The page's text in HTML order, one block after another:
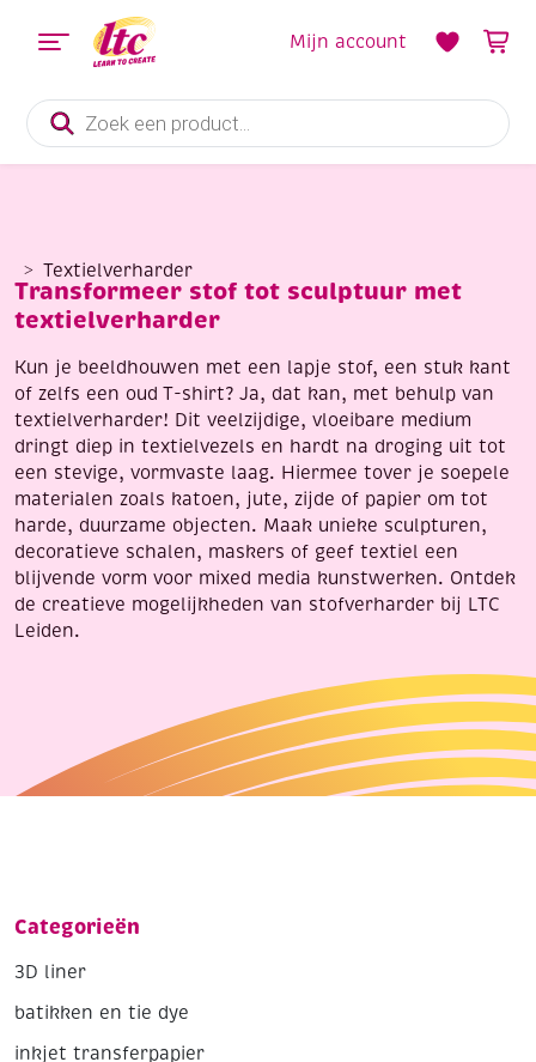
Producten
zoeken
Mijn account
Textielverharder
Transformeer stof tot sculptuur met
textielverharder
Kun je beeldhouwen met een lapje stof, een stuk kant
of zelfs een oud T-shirt? Ja, dat kan, met behulp van
textielverharder! Dit veelzijdige, vloeibare medium
dringt diep in textielvezels en hardt na droging uit tot
een stevige, vormvaste laag. Hiermee tover je soepele
materialen zoals katoen, jute, zijde of papier om tot
harde, duurzame objecten. Maak unieke sculpturen,
decoratieve schalen, maskers of geef textiel een
blijvende vorm voor mixed media kunstwerken. Ontdek
de creatieve mogelijkheden van stofverharder bij LTC
Leiden.
Categorieën
3D liner
batikken en tie dye
inkjet transferpapier